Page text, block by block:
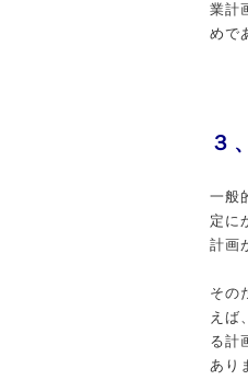
業計
めで
３
一般
定に
計画
その
えば
る計
あり